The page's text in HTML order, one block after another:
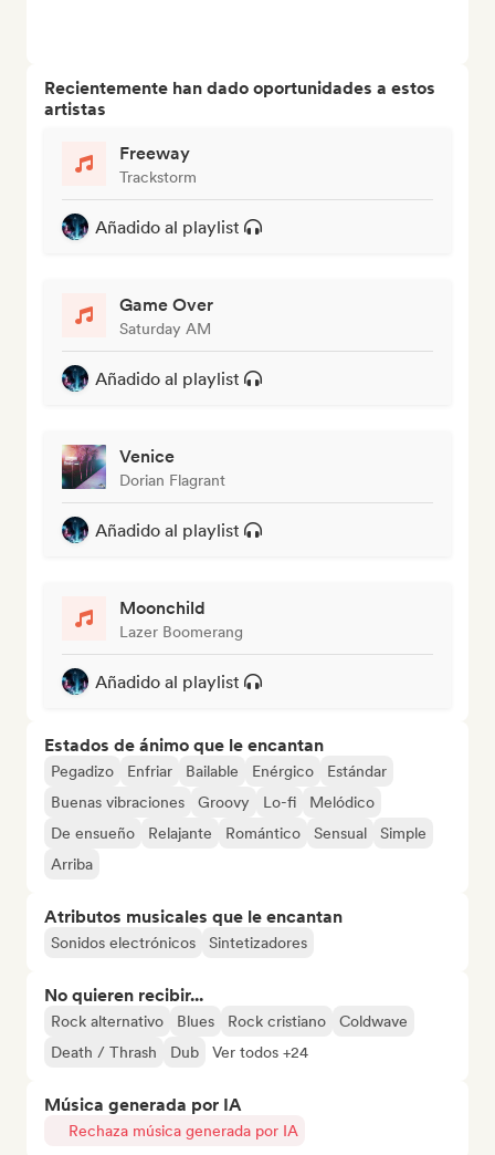
Recientemente han dado oportunidades a estos
artistas
Freeway
Trackstorm
Añadido al playlist
Game Over
Saturday AM
Añadido al playlist
Venice
Dorian Flagrant
Añadido al playlist
Moonchild
Lazer Boomerang
Añadido al playlist
Estados de ánimo que le encantan
Pegadizo Enfriar Bailable Enérgico
Estándar
Buenas vibraciones
Groovy Lo-fi
Melódico
De ensueño
Relajante Romántico Sensual
Simple
Arriba
Atributos musicales que le encantan
Sonidos electrónicos Sintetizadores
No quieren recibir...
Rock alternativo Blues Rock cristiano
Coldwave
Death / Thrash
Dub Ver todos +24
Música generada por IA
Rechaza música generada por IA